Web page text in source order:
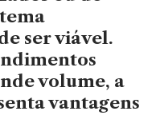
ser viável.
volume, a
vantagens